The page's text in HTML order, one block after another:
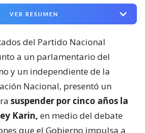
VER RESUMEN
del Partido Nacional
a un parlamentario del
y un independiente de la
Nacional, presentó un
suspender por cinco años la
Karin, en medio del debate
que el Gobierno impulsa a